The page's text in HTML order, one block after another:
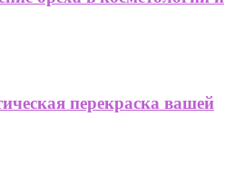
перекраска вашей